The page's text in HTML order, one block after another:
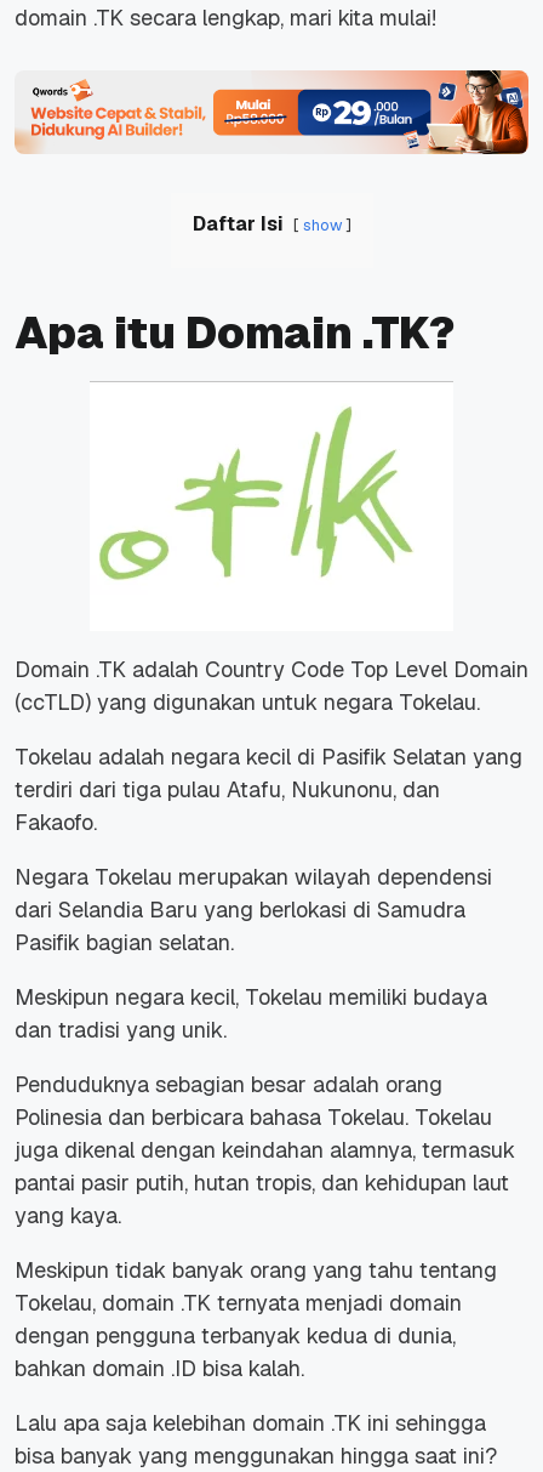
domain .TK secara lengkap, mari kita mulai!
Daftar Isi show
Apa itu Domain .TK?
Domain .TK adalah Country Code Top Level Domain
(ccTLD) yang digunakan untuk negara Tokelau.
Tokelau adalah negara kecil di Pasifik Selatan yang
terdiri dari tiga pulau Atafu, Nukunonu, dan
Fakaofo.
Negara Tokelau merupakan wilayah dependensi
dari Selandia Baru yang berlokasi di Samudra
Pasifik bagian selatan.
Meskipun negara kecil, Tokelau memiliki budaya
dan tradisi yang unik.
Penduduknya sebagian besar adalah orang
Polinesia dan berbicara bahasa Tokelau. Tokelau
juga dikenal dengan keindahan alamnya, termasuk
pantai pasir putih, hutan tropis, dan kehidupan laut
yang kaya.
Meskipun tidak banyak orang yang tahu tentang
Tokelau, domain .TK ternyata menjadi domain
dengan pengguna terbanyak kedua di dunia,
bahkan domain .ID bisa kalah.
Lalu apa saja kelebihan domain .TK ini sehingga
bisa banyak yang menggunakan hingga saat ini?